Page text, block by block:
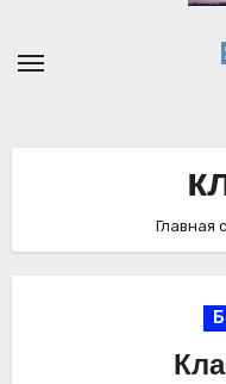
Главная